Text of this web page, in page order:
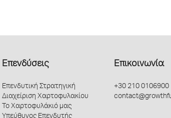
Επενδύσεις
Επενδυτική Στρατηγική
Διαχείριση Χαρτοφυλακίου
Το Χαρτοφυλάκιό μας
Υπεύθυνος Επενδυτής
Επικοινωνία
+30 210 0106900